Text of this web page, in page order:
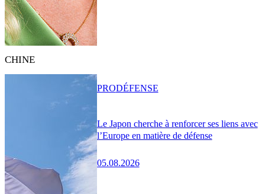
CHINE
Le Japon cherche à renforcer ses liens avec
l’Europe en matière de défense
05.08.2026
PRODÉFENSE